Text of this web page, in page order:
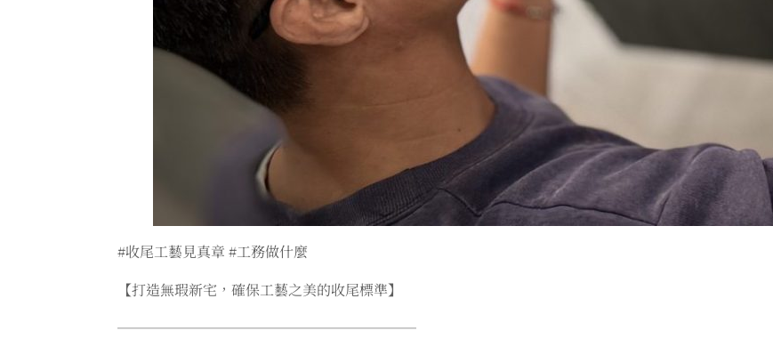
#收尾工藝見真章 #工務做什麼
【打造無瑕新宅，確保工藝之美的收尾標準】
─────────────────────